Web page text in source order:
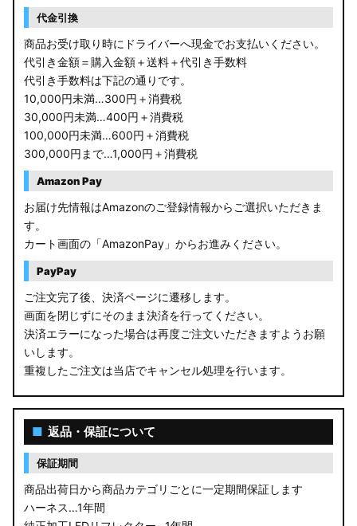
RP6/7 ステップワゴン
RP1/2 RP3/4 ステップワゴン/スパーダ
RK5/6 ステップワゴンスパーダ
RC1/2 オデッセイ
GB5〜8 フリード
GR フィット
GP5/6 GK3〜6 フィット
MK53S スペーシアカスタム
MA37S/MA27S ソリオ / ソリオ バンディット
MA26S/MA36S ソリオ
ZC33S スイフトスポーツ
LA650S タントカスタム
LA600S タントカスタム
LA150S ムーヴカスタム
LA700S ウェイク
代金引換
商品お受け取り時にドライバーへ現金でお支払いください。
代引き金額＝購入金額＋送料＋代引き手数料
代引き手数料は下記の通りです。
10,000円未満…300円＋消費税
30,000円未満…400円＋消費税
100,000円未満…600円＋消費税
300,000円まで…1,000円＋消費税
Amazon Pay
お届け先情報はAmazonのご登録情報からご選択いただきま
す。
カート画面の「AmazonPay」からお進みください。
PayPay
ご注文完了後、決済ページに遷移します。
画面を閉じずにそのまま決済を行ってください。
決済エラーになった場合は再度ご注文いただきますようお願
いします。
重複したご注文は当店でキャンセル処理を行います。
■ 返品・保証について
保証期間
商品出荷日から商品カテゴリごとに一定期間保証します
ハーネス…1年間